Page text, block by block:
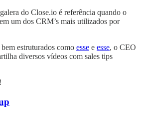
do Close.io é referência quando o
um dos CRM’s mais utilizados por
estruturados como esse e esse, o CEO
diversos vídeos com sales tips